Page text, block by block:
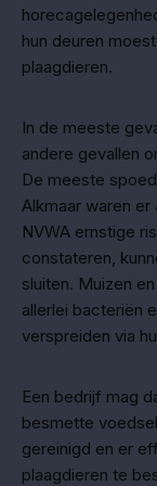
hun deuren
plaagdieren.
In de meeste
andere gevallen
De meeste
Alkmaar waren
NVWA ernstige
constateren,
sluiten. Muizen
allerlei bacteriën
verspreiden via
Een bedrijf mag
besmette
gereinigd en er
plaagdieren te